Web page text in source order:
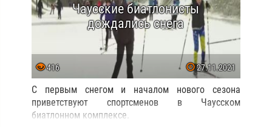
Чаусские биатлонисты
дождались снега
416 27.11.2021
С первым снегом и началом нового сезона
приветствуют спортсменов в Чаусском
биатлонном комплексе.